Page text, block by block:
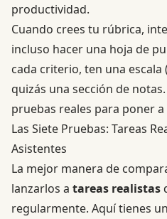
productividad.
Cuando crees tu rúbrica,
incluso hacer una hoja de
cada criterio, ten una escala
quizás una sección de
pruebas reales para poner
Las Siete Pruebas: Tareas
Asistentes
La mejor manera de
lanzarlos a tareas realistas
regularmente. Aquí tienes